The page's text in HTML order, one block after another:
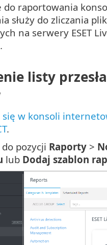
do raportowania
służy do zliczania
na serwery ESET
listy
w konsoli
.
pozycji Raporty >
lub Dodaj szablon